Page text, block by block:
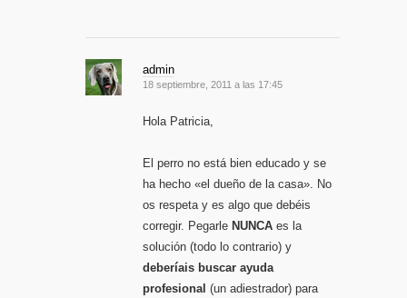
admin
18 septiembre, 2011 a las 17:45
Hola Patricia,
El perro no está bien educado y se
ha hecho «el dueño de la casa». No
os respeta y es algo que debéis
corregir. Pegarle NUNCA es la
solución (todo lo contrario) y
deberíais buscar ayuda
profesional (un adiestrador) para